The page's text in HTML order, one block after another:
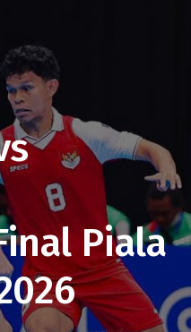
Piala